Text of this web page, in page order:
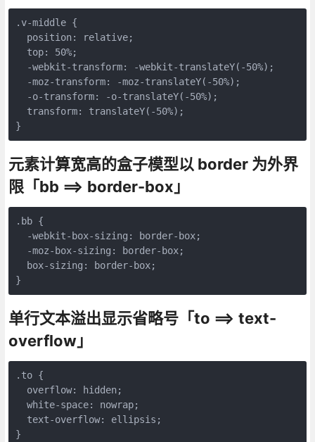
.v-middle {
  position: relative;
  top: 50%;
  -webkit-transform: -webkit-translateY(-50%);
  -moz-transform: -moz-translateY(-50%);
  -o-transform: -o-translateY(-50%);
  transform: translateY(-50%);
}
元素计算宽高的盒子模型以 border 为外界
限「bb ==> border-box」
.bb {
  -webkit-box-sizing: border-box;
  -moz-box-sizing: border-box;
  box-sizing: border-box;
}
单行文本溢出显示省略号「to ==> text-
overflow」
.to {
  overflow: hidden;
  white-space: nowrap;
  text-overflow: ellipsis;
}